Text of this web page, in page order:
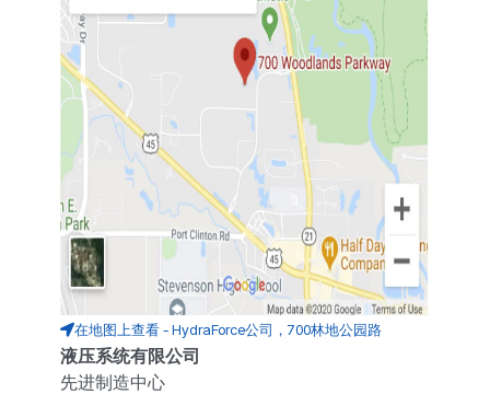
在地图上查看 - HydraForce公司，700林地公园路
液压系统有限公司
先进制造中心